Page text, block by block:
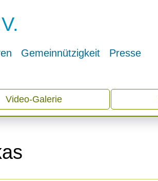
Gemeinnützigkeit
Presse
Video-Galerie